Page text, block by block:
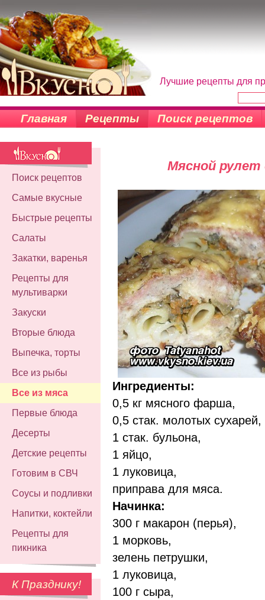
Лучшие рецепты для
Главная Рецепты Поиск рецептов
Поиск рецептов
Самые вкусные
Быстрые рецепты
Салаты
Закатки, варенья
Рецепты для
мультиварки
Закуски
Вторые блюда
Выпечка, торты
Все из рыбы
Все из мяса
Первые блюда
Десерты
Детские рецепты
Готовим в СВЧ
Соусы и подливки
Напитки, коктейли
Рецепты для
пикника
К Празднику!
Мясной рулет
Ингредиенты:
0,5 кг мясного фарша,
0,5 стак. молотых сухарей,
1 стак. бульона,
1 яйцо,
1 луковица,
приправа для мяса.
Начинка:
300 г макарон (перья),
1 морковь,
зелень петрушки,
1 луковица,
100 г сыра,